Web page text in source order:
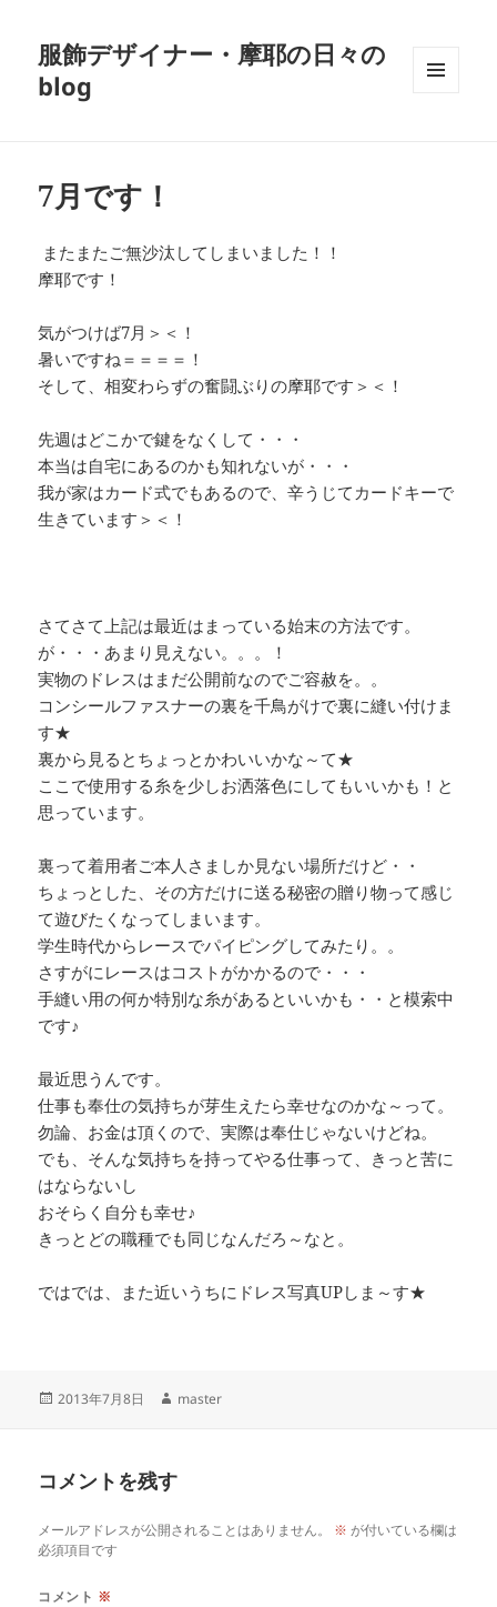
服飾デザイナー・摩耶の日々の
blog
7月です！
またまたご無沙汰してしまいました！！
摩耶です！
気がつけば7月＞＜！
暑いですね＝＝＝＝！
そして、相変わらずの奮闘ぶりの摩耶です＞＜！
先週はどこかで鍵をなくして・・・
本当は自宅にあるのかも知れないが・・・
我が家はカード式でもあるので、辛うじてカードキーで
生きています＞＜！
さてさて上記は最近はまっている始末の方法です。
が・・・あまり見えない。。。！
実物のドレスはまだ公開前なのでご容赦を。。
コンシールファスナーの裏を千鳥がけで裏に縫い付けま
す★
裏から見るとちょっとかわいいかな～て★
ここで使用する糸を少しお洒落色にしてもいいかも！と
思っています。
裏って着用者ご本人さましか見ない場所だけど・・
ちょっとした、その方だけに送る秘密の贈り物って感じ
て遊びたくなってしまいます。
学生時代からレースでパイピングしてみたり。。
さすがにレースはコストがかかるので・・・
手縫い用の何か特別な糸があるといいかも・・と模索中
です♪
最近思うんです。
仕事も奉仕の気持ちが芽生えたら幸せなのかな～って。
勿論、お金は頂くので、実際は奉仕じゃないけどね。
でも、そんな気持ちを持ってやる仕事って、きっと苦に
はならないし
おそらく自分も幸せ♪
きっとどの職種でも同じなんだろ～なと。
ではでは、また近いうちにドレス写真UPしま～す★
投
2013年7月8日
作
master
コメントを残す
メールアドレスが公開されることはありません。 ※ が付いている欄は
必須項目です
コメント ※